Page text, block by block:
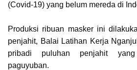
(Covid-19) yang belum mereda di
Produksi ribuan masker ini
penjahit, Balai Latihan Kerja
pribadi puluhan penjahit
paguyuban.